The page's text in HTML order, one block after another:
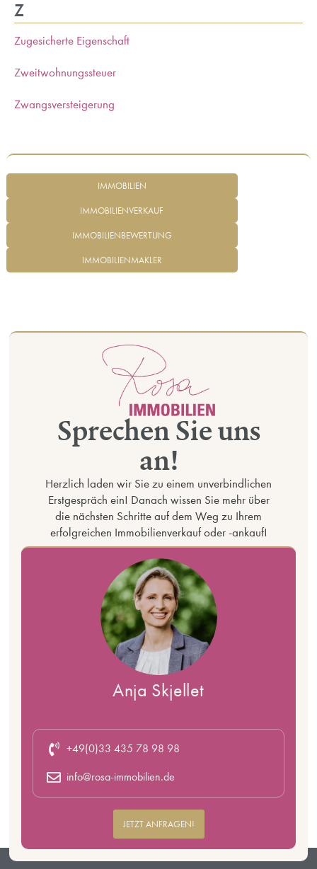
Z
Zugesicherte Eigenschaft
Zweitwohnungssteuer
Zwangsversteigerung
IMMOBILIEN
IMMOBILIENVERKAUF
IMMOBILIENBEWERTUNG
IMMOBILIENMAKLER
Sprechen Sie uns
an!
Herzlich laden wir Sie zu einem unverbindlichen
Erstgespräch ein! Danach wissen Sie mehr über
die nächsten Schritte auf dem Weg zu Ihrem
erfolgreichen Immobilienverkauf oder -ankauf!
Anja Skjellet
+49(0)33 435 78 98 98
info@rosa-immobilien.de
JETZT ANFRAGEN!